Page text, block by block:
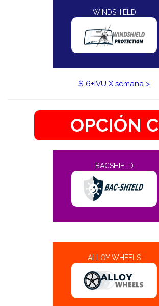
WINDSHIELD
$ 6+IVU X semana >
OPCIÓN C
BACSHIELD
ALLOY WHEELS